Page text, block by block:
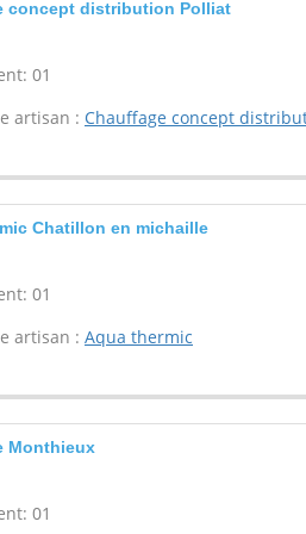
concept distribution Polliat
01
artisan : Chauffage concept
Chatillon en michaille
01
artisan : Aqua thermic
Monthieux
01